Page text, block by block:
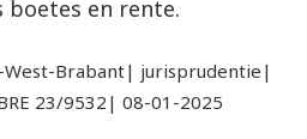
boetes en rente.
West-Brabant| jurisprudentie|
23/9532| 08-01-2025